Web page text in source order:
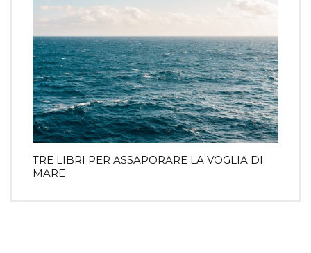
TRE LIBRI PER ASSAPORARE LA VOGLIA DI
MARE